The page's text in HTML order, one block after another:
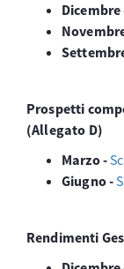
Dicembre
Prospetti
(Allegato D)
Marzo -
Giugno -
Rendimenti